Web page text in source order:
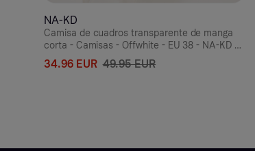
NA-KD
Camisa de cuadros transparente de manga
corta - Camisas - Offwhite - EU 38 - NA-KD /
NAKD
34.96 EUR 49.95 EUR